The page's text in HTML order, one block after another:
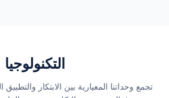
التكنولوجيا
تجمع وحداتنا المعيارية بين الابتكار